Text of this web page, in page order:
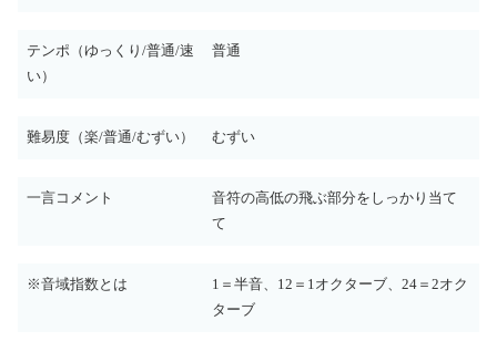
テンポ（ゆっくり/普通/速
い）
普通
難易度（楽/普通/むずい） むずい
一言コメント
音符の高低の飛ぶ部分をしっかり当て
て
※音域指数とは
1＝半音、12＝1オクターブ、24＝2オク
ターブ